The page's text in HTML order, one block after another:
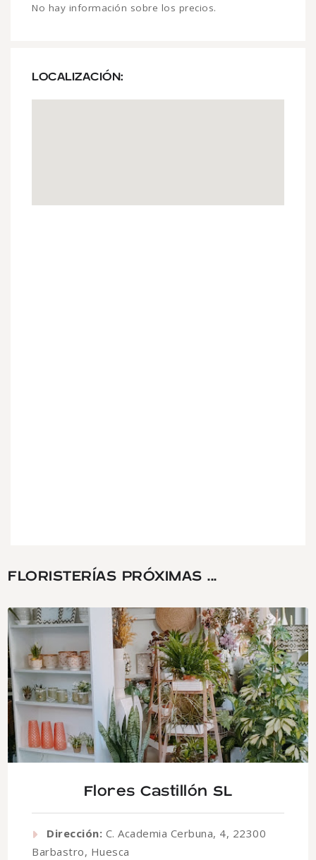
No hay información sobre los precios.
LOCALIZACIÓN:
FLORISTERÍAS PRÓXIMAS ...
Flores Castillón SL
Dirección: C. Academia Cerbuna, 4, 22300
Barbastro, Huesca